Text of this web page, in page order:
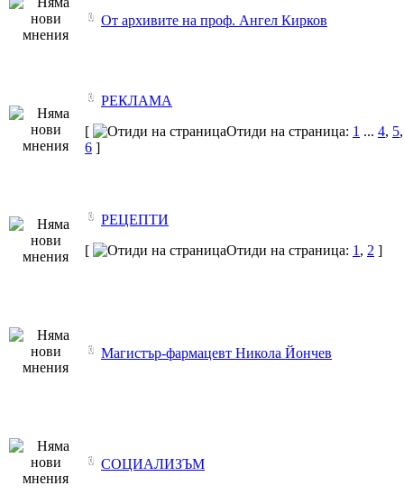
От архивите на проф. Ангел Кирков
РЕКЛАМА
[
Отиди на страница: 1 ... 4, 5,
6 ]
РЕЦЕПТИ
[
Отиди на страница: 1 , 2 ]
Магистър-фармацевт Никола Йончев
СОЦИАЛИЗЪМ